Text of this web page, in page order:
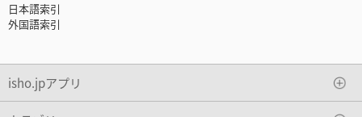
日本語索引
外国語索引
isho.jpアプリ